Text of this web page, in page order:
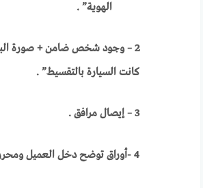
الهوية” .
2 – وجود شخص ضامن + صورة
كانت السيارة بالتقسيط” .
3 – إيصال مرافق .
4 -أوراق توضح دخل العميل ومحررة من جهة عمله